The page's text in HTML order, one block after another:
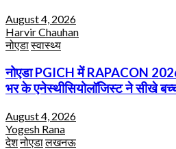
August 4, 2026
Harvir Chauhan
नोएडास्वास्थ्य
नोएडा PGICH में RAPACON
भर के एनेस्थीसियोलॉजिस्ट ने सीखे
August 4, 2026
Yogesh Rana
देशनोएडालखनऊ